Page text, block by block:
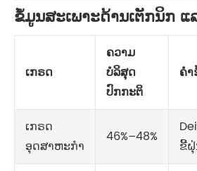
ຂໍ້ມູນສະເພາະດ້ານເຕັກນິກ
ເກຣດ
ຄວາມ
ບໍລິສຸດ
ປົກກະຕິ
ຄໍ
ເກຣດ
ອຸດສາຫະກຳ
46%–48%
ຂີ້